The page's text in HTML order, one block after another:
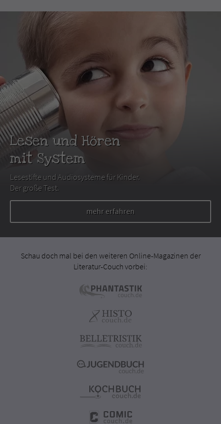
Lesen und Hören
mit System
Lesestifte und Audiosysteme für Kinder.
Der große Test.
mehr erfahren
Schau doch mal bei den weiteren Online-Magazinen der
Literatur-Couch vorbei: